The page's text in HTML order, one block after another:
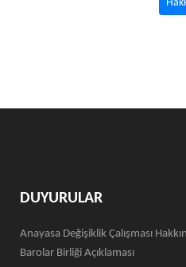
DUYURULAR
Anayasa Değişiklik Çalışması
Barolar Birliği Açıklaması